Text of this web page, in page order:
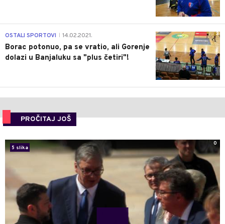
3
OSTALI SPORTOVI 14.02.2021.
Borac potonuo, pa se vratio, ali Gorenje
dolazi u Banjaluku sa "plus četiri"!
PROČITAJ JOŠ
5 slika
0